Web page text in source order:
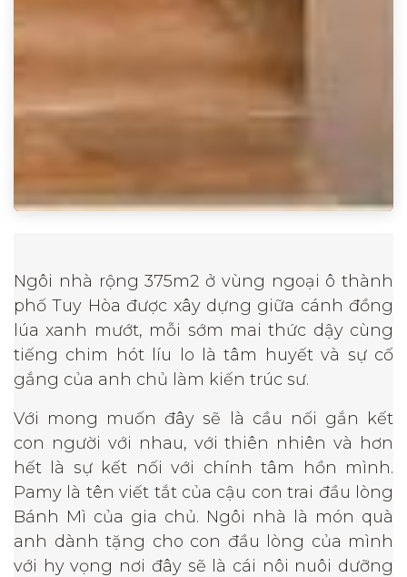
Ngôi nhà rộng 375m2 ở vùng ngoại ô thành
phố Tuy Hòa được xây dựng giữa cánh đồng
lúa xanh mướt, mỗi sớm mai thức dậy cùng
tiếng chim hót líu lo là tâm huyết và sự cố
gắng của anh chủ làm kiến trúc sư.
Với mong muốn đây sẽ là cầu nối gắn kết
con người với nhau, với thiên nhiên và hơn
hết là sự kết nối với chính tâm hồn mình.
Pamy là tên viết tắt của cậu con trai đầu lòng
Bánh Mì của gia chủ. Ngôi nhà là món quà
anh dành tặng cho con đầu lòng của mình
với hy vọng nơi đây sẽ là cái nôi nuôi dưỡng